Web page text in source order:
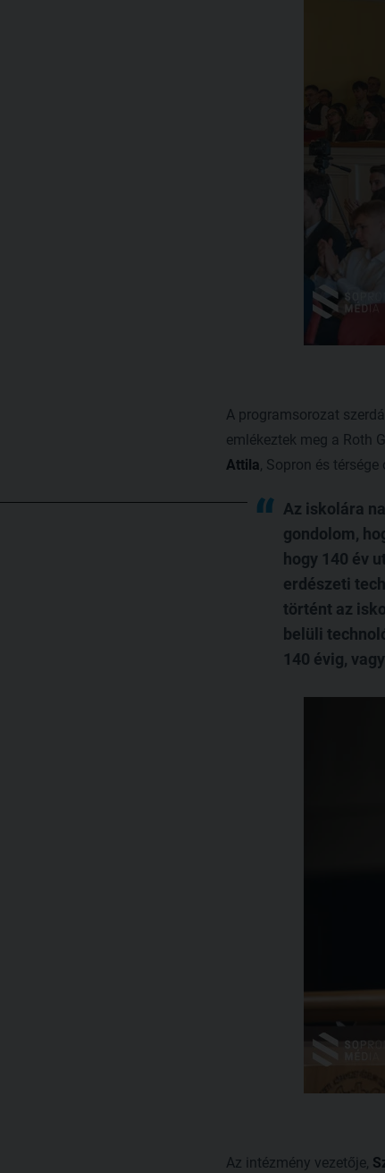
A programsorozat
emlékeztek meg a Roth
Attila , Sopron és
Az iskolára
gondolom,
hogy 140 év
erdészeti
történt az
belüli
140 évig,
Az intézmény vezetője,